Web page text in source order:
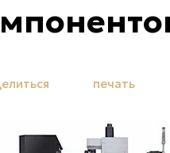
печать